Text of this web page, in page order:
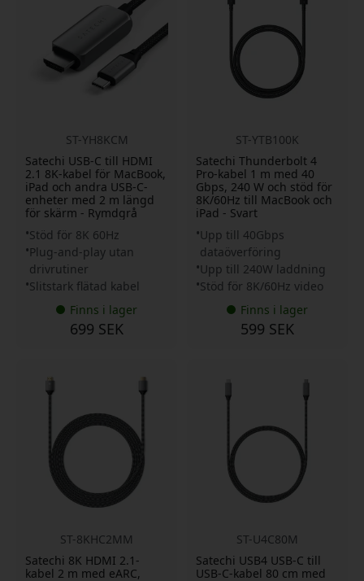
ST-YH8KCM
Satechi USB-C till HDMI
2.1 8K-kabel för MacBook,
iPad och andra USB-C-
enheter med 2 m längd
för skärm - Rymdgrå
Stöd för 8K 60Hz
Plug-and-play utan
drivrutiner
Slitstark flätad kabel
Finns i lager
699 SEK
ST-YTB100K
Satechi Thunderbolt 4
Pro-kabel 1 m med 40
Gbps, 240 W och stöd för
8K/60Hz till MacBook och
iPad - Svart
Upp till 40Gbps
dataöverföring
Upp till 240W laddning
Stöd för 8K/60Hz video
Finns i lager
599 SEK
ST-8KHC2MM
Satechi 8K HDMI 2.1-
kabel 2 m med eARC,
ST-U4C80M
Satechi USB4 USB-C till
USB-C-kabel 80 cm med